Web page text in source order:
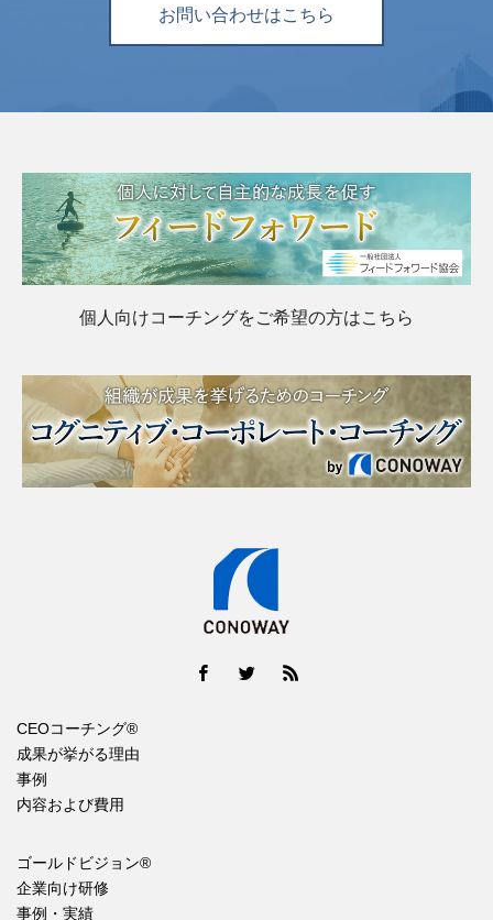
お問い合わせはこちら
個人向けコーチングをご希望の方はこちら
CEOコーチング®
成果が挙がる理由
事例
内容および費用
ゴールドビジョン®
企業向け研修
事例・実績